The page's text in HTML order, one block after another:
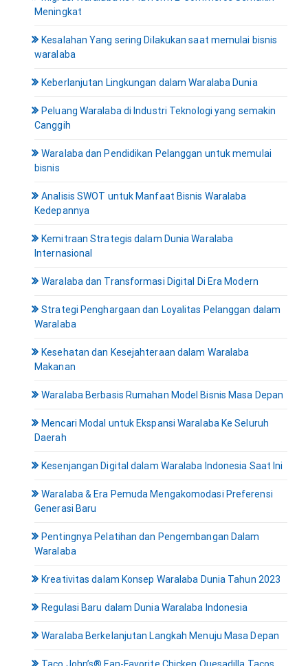
Meningkat
Kesalahan Yang sering Dilakukan saat memulai bisnis
waralaba
Keberlanjutan Lingkungan dalam Waralaba Dunia
Peluang Waralaba di Industri Teknologi yang semakin
Canggih
Waralaba dan Pendidikan Pelanggan untuk memulai
bisnis
Analisis SWOT untuk Manfaat Bisnis Waralaba
Kedepannya
Kemitraan Strategis dalam Dunia Waralaba
Internasional
Waralaba dan Transformasi Digital Di Era Modern
Strategi Penghargaan dan Loyalitas Pelanggan dalam
Waralaba
Kesehatan dan Kesejahteraan dalam Waralaba
Makanan
Waralaba Berbasis Rumahan Model Bisnis Masa Depan
Mencari Modal untuk Ekspansi Waralaba Ke Seluruh
Daerah
Kesenjangan Digital dalam Waralaba Indonesia Saat Ini
Waralaba & Era Pemuda Mengakomodasi Preferensi
Generasi Baru
Pentingnya Pelatihan dan Pengembangan Dalam
Waralaba
Kreativitas dalam Konsep Waralaba Dunia Tahun 2023
Regulasi Baru dalam Dunia Waralaba Indonesia
Waralaba Berkelanjutan Langkah Menuju Masa Depan
Taco John’s® Fan-Favorite Chicken Quesadilla Tacos